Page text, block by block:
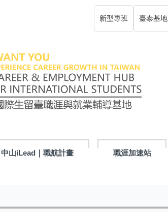
新型專班 臺泰基地
中山iLead｜職航計畫 職涯加速站